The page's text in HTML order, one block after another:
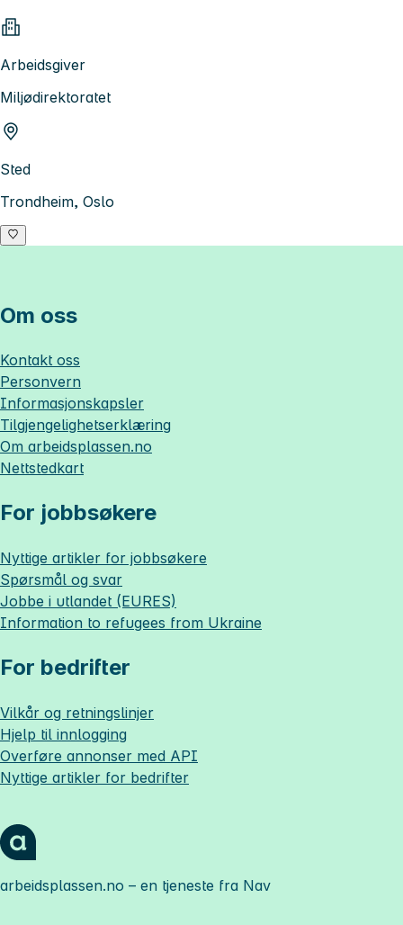
Arbeidsgiver
Miljødirektoratet
Sted
Trondheim, Oslo
Om oss
Kontakt oss
Personvern
Informasjonskapsler
Tilgjengelighetserklæring
Om arbeidsplassen.no
Nettstedkart
For jobbsøkere
Nyttige artikler for jobbsøkere
Spørsmål og svar
Jobbe i utlandet (EURES)
Information to refugees from Ukraine
For bedrifter
Vilkår og retningslinjer
Hjelp til innlogging
Overføre annonser med API
Nyttige artikler for bedrifter
arbeidsplassen.no – en tjeneste fra Nav